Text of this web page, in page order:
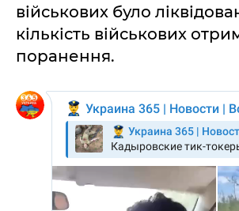
військових було
кількість військових
поранення.